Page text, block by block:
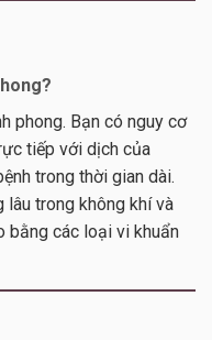
phong. Bạn có nguy cơ
tiếp với dịch của
trong thời gian dài.
lâu trong không khí và
bằng các loại vi khuẩn